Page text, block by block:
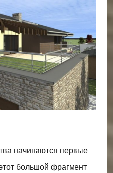
начинаются первые
большой фрагмент